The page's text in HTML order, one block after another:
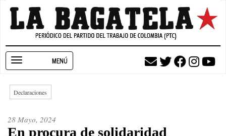
Pasar
contenido
navigation
Declaraciones
28 Mayo, 2024
En procura de solidaridad